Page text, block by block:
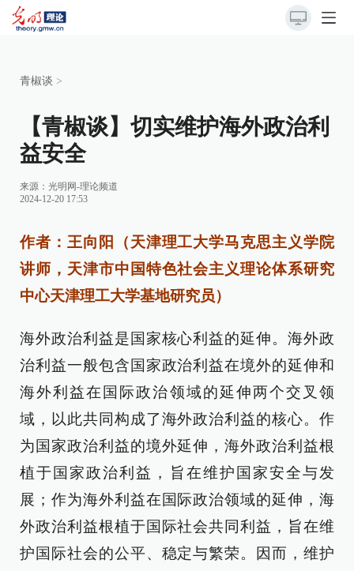
青椒谈 >
【青椒谈】切实维护海外政治利
益安全
来源： 光明网-理论频道
2024-12-20 17:53
作者：王向阳（天津理工大学马克思主义学院
讲师，天津市中国特色社会主义理论体系研究
中心天津理工大学基地研究员）
海外政治利益是国家核心利益的延伸。海外政
治利益一般包含国家政治利益在境外的延伸和
海外利益在国际政治领域的延伸两个交叉领
域，以此共同构成了海外政治利益的核心。作
为国家政治利益的境外延伸，海外政治利益根
植于国家政治利益，旨在维护国家安全与发
展；作为海外利益在国际政治领域的延伸，海
外政治利益根植于国际社会共同利益，旨在维
护国际社会的公平、稳定与繁荣。因而，维护